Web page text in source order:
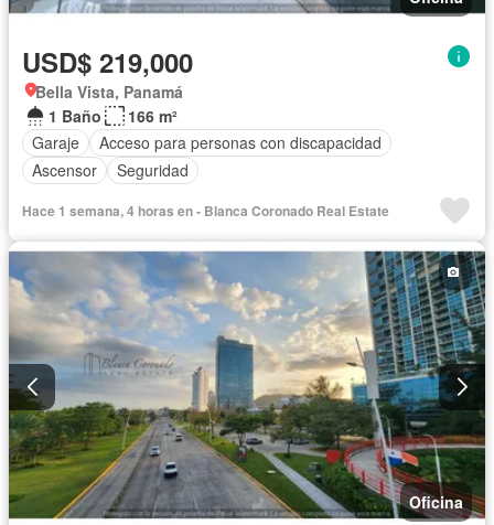
USD$ 219,000
Bella Vista, Panamá
1 Baño
166 m²
Garaje
Acceso para personas con discapacidad
Ascensor
Seguridad
Hace 1 semana, 4 horas en - Blanca Coronado Real Estate
Oficina